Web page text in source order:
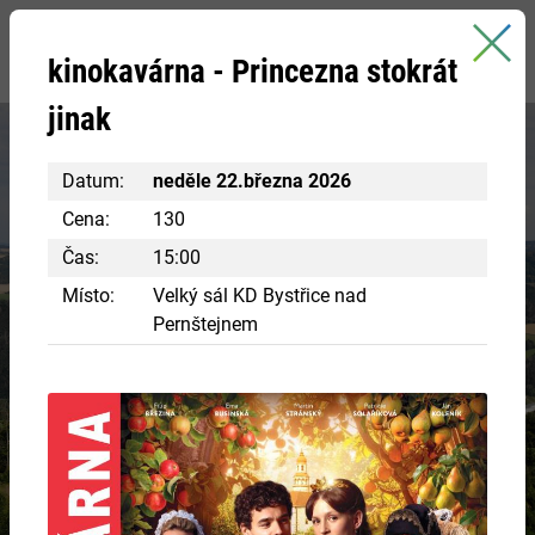
oficiální stránky města
Vydejte se za poznáním
DĚDICTVÍ PŘEDKŮ
Nechte se pohltit historií.
VÍCE INFORMACÍ
kinokavárna - Princezna stokrát
jinak
Datum:
neděle 22.března 2026
Cena:
130
Čas:
15:00
Místo:
Velký sál KD Bystřice nad
Pernštejnem